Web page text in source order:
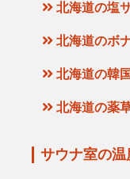
北海道の塩
北海道のボ
北海道の韓
北海道の薬
サウナ室の